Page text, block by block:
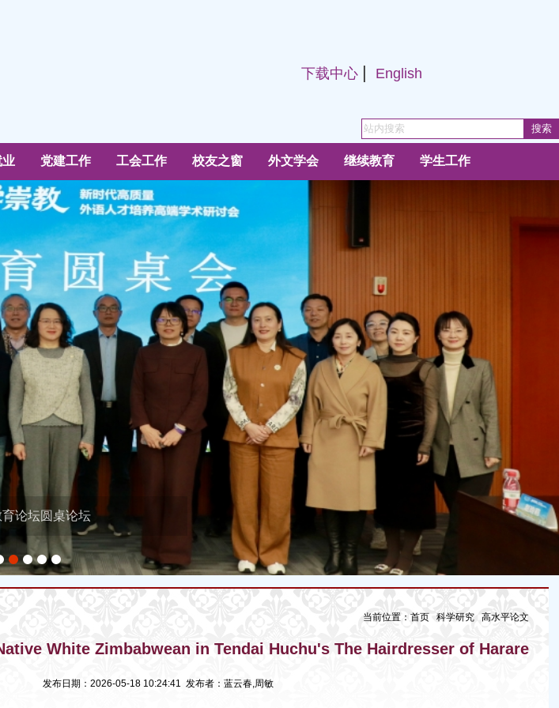
下载中心 | English
业 党建工作 工会工作 校友之窗 外文学会 继续教育 学生工作
2 3 4 5
论坛圆桌论坛
当前位置： 首页 科学研究 高水平论文
White Zimbabwean in Tendai Huchu's The Hairdresser of Harare
发布日期：2026-05-18 10:24:41 发布者：蓝云春,周敏